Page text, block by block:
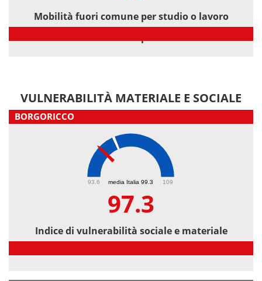
Mobilità fuori comune per studio o lavoro
VULNERABILITÀ MATERIALE E SOCIALE
BORGORICCO
media Italia 99.3
93.6 109
97.3
Indice di vulnerabilità sociale e materiale